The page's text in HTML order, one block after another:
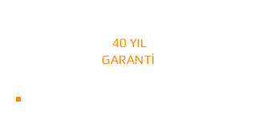
40 YIL
GARANTİ